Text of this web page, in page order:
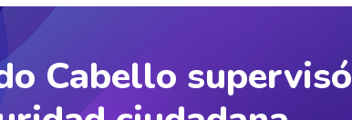
Cabello supervisó